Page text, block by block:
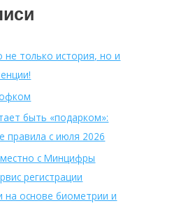
не только история, но и
быть «подарком»:
правила с июля 2026
с Минцифры
регистрации
на основе биометрии и